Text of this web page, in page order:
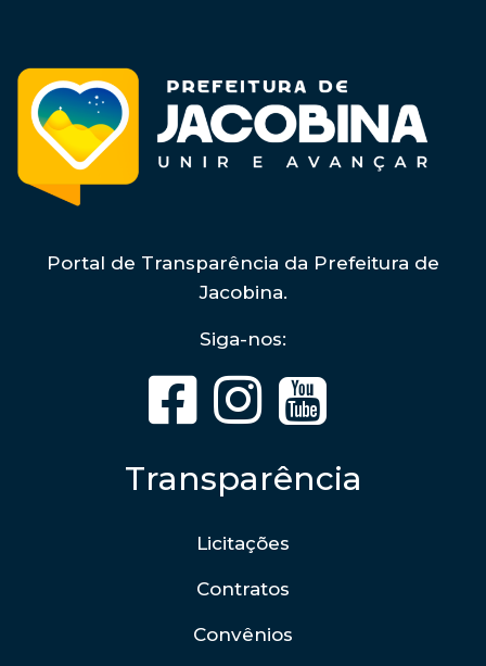
Portal de Transparência da Prefeitura de
Jacobina.
Siga-nos:
Transparência
Licitações
Contratos
Convênios